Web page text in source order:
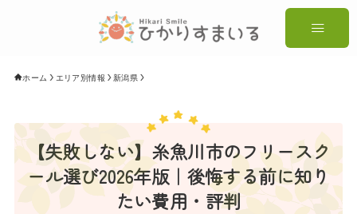
ホーム エリア別情報 新潟県
【失敗しない】糸魚川市のフリースク
ール選び2026年版｜後悔する前に知り
たい費用・評判